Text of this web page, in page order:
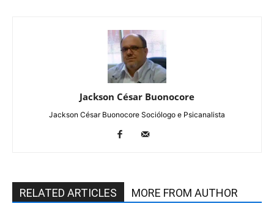
Jackson César Buonocore
Jackson César Buonocore Sociólogo e Psicanalista
RELATED ARTICLES MORE FROM AUTHOR